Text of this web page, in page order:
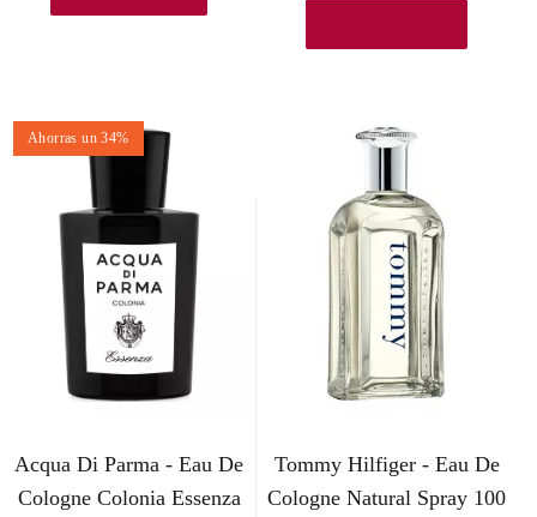
Ahorras un 34%
Acqua Di Parma - Eau De
Cologne Colonia Essenza
Tommy Hilfiger - Eau De
Cologne Natural Spray 100